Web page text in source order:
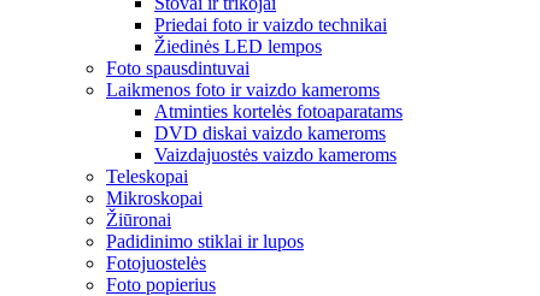
Priedai foto ir vaizdo technikai
Žiedinės LED lempos
Foto spausdintuvai
Laikmenos foto ir vaizdo kameroms
Atminties kortelės fotoaparatams
DVD diskai vaizdo kameroms
Vaizdajuostės vaizdo kameroms
Teleskopai
Mikroskopai
Žiūronai
Padidinimo stiklai ir lupos
Fotojuostelės
Foto popierius